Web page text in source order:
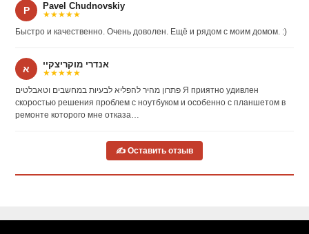
P Pavel Chudnovskiy
★★★★★
Быстро и качественно. Очень доволен. Ещё и рядом с моим домом. :)
א אנדרי מוקריצקיי
★★★★★
פתרון מהיר להפליא לבעיות במחשבים וטאבלטים Я приятно удивлен
скоростью решения проблем с ноутбуком и особенно с планшетом в
ремонте которого мне отказа…
✍ Оставить отзыв